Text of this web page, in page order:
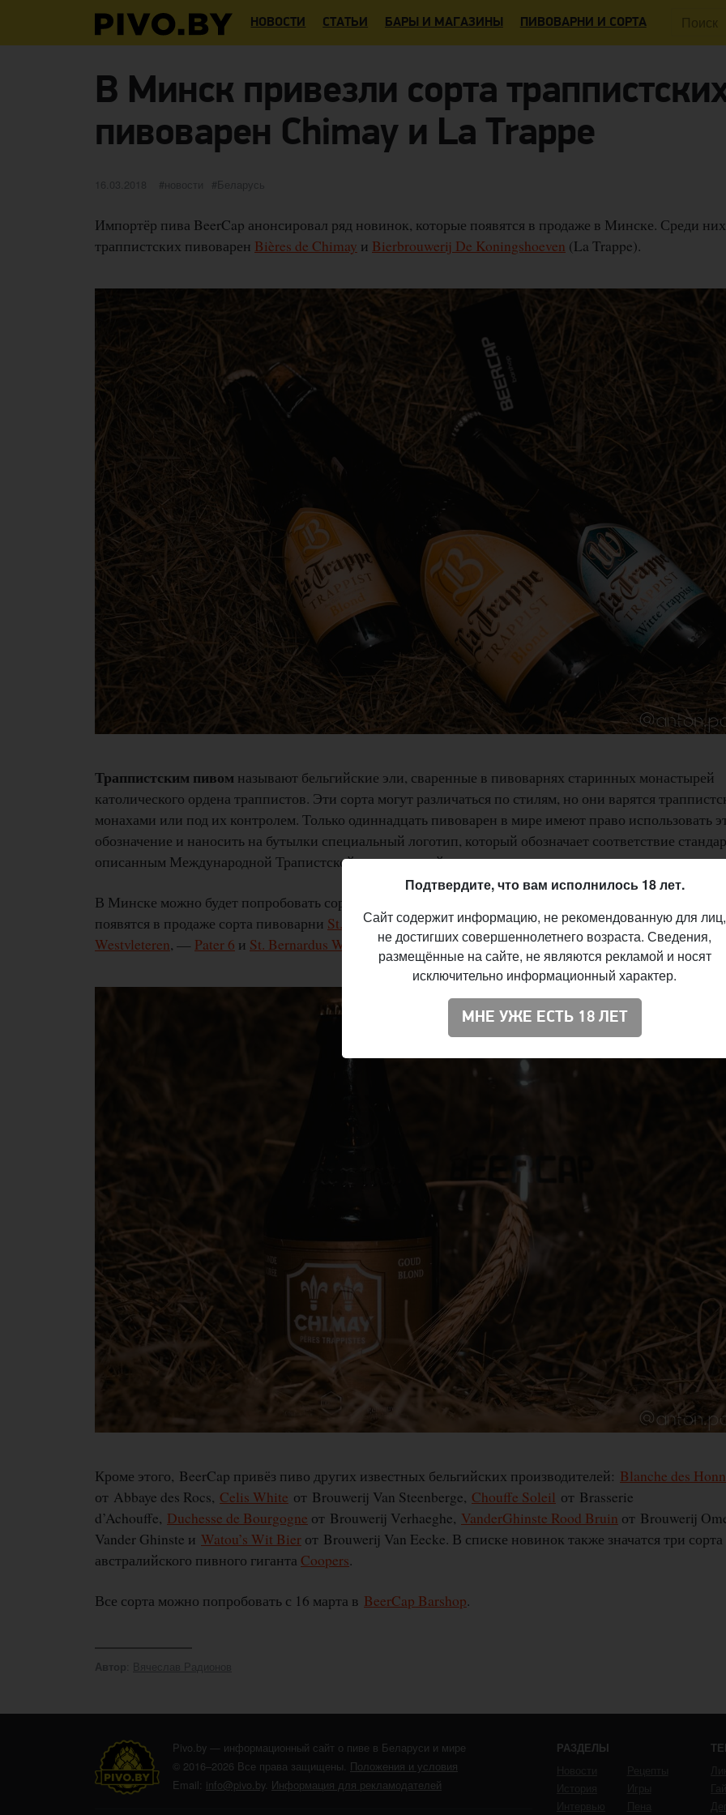
Поиск:
НОВОСТИ СТАТЬИ БАРЫ И МАГАЗИНЫ ПИВОВАРНИ И СОРТА
В Минск привезли сорта
пивоварен Chimay и La Trappe
Опубликовано
16.03.2018 категории
новости Метки
Беларусь
Импортёр пива BeerCap анонсировал ряд новинок, которые появятся в продаже в Минске. Среди
траппистских пивоварен Bières de Chimay и Bierbrouwerij De Koningshoeven (La Trappe).
Траппистским пивом называют бельгийские эли, сваренные в пивоварнях старинных монастырей
католического ордена траппистов. Эти сорта могут различаться по стилям, но они варятся
монахами или под их контролем. Только одиннадцать пивоварен в мире имеют право использовать
обозначение и наносить на бутылки специальный логотип, который обозначает соответствие
описанным Международной Трапистской организацией.
В Минске можно будет попробовать сорта
появятся в продаже сорта пивоварни St. Bernardus, ранее варившей пиво для траппистской пивоварни
Westvleteren, — Pater 6 и St. Bernardus Wit
Кроме этого, BeerCap привёз пиво других известных бельгийских производителей: Blanche des
от Abbaye des Rocs, Celis White от Brouwerij Van Steenberge, Chouffe Soleil от Brasserie
d’Achouffe, Duchesse de Bourgogne от Brouwerij Verhaeghe, VanderGhinste Rood Bruin от Brouwerij
Vander Ghinste и Watou’s Wit Bier от Brouwerij Van Eecke. В списке новинок также значатся три сорта
австралийского пивного гиганта Coopers.
Все сорта можно попробовать с 16 марта в BeerCap Barshop.
Автор Вячеслав Радионов
Pivo.by — информационный сайт о пиве в Беларуси и мире
© 2016–2026 Все права защищены. Положения и условия
Email: info@pivo.by. Информация для рекламодателей
РАЗДЕЛЫ
Подтвердите, что вам исполнилось 18 лет.
Сайт содержит информацию, не рекомендованную для лиц,
не достигших совершеннолетнего возраста. Сведения,
размещённые на сайте, не являются рекламой и носят
исключительно информационный характер.
МНЕ УЖЕ ЕСТЬ 18 ЛЕТ